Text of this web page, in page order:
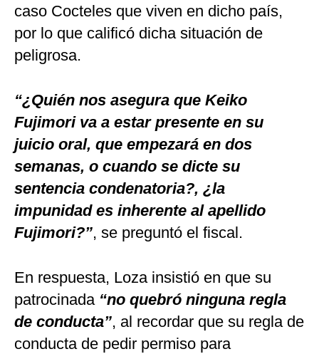
caso Cocteles que viven en dicho país,
por lo que calificó dicha situación de
peligrosa.
“¿Quién nos asegura que Keiko
Fujimori va a estar presente en su
juicio oral, que empezará en dos
semanas, o cuando se dicte su
sentencia condenatoria?, ¿la
impunidad es inherente al apellido
Fujimori?”, se preguntó el fiscal.
En respuesta, Loza insistió en que su
patrocinada “no quebró ninguna regla
de conducta”, al recordar que su regla de
conducta de pedir permiso para